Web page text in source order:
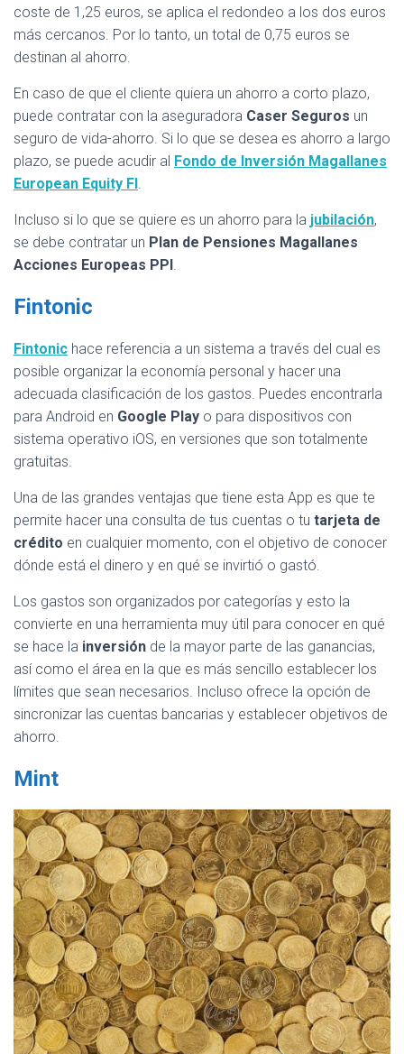
coste de 1,25 euros, se aplica el redondeo a los dos euros
más cercanos. Por lo tanto, un total de 0,75 euros se
destinan al ahorro.
En caso de que el cliente quiera un ahorro a corto plazo,
puede contratar con la aseguradora Caser Seguros un
seguro de vida-ahorro. Si lo que se desea es ahorro a largo
plazo, se puede acudir al Fondo de Inversión Magallanes
European Equity FI.
Incluso si lo que se quiere es un ahorro para la jubilación,
se debe contratar un Plan de Pensiones Magallanes
Acciones Europeas PPI.
Fintonic
Fintonic hace referencia a un sistema a través del cual es
posible organizar la economía personal y hacer una
adecuada clasificación de los gastos. Puedes encontrarla
para Android en Google Play o para dispositivos con
sistema operativo iOS, en versiones que son totalmente
gratuitas.
Una de las grandes ventajas que tiene esta App es que te
permite hacer una consulta de tus cuentas o tu tarjeta de
crédito en cualquier momento, con el objetivo de conocer
dónde está el dinero y en qué se invirtió o gastó.
Los gastos son organizados por categorías y esto la
convierte en una herramienta muy útil para conocer en qué
se hace la inversión de la mayor parte de las ganancias,
así como el área en la que es más sencillo establecer los
límites que sean necesarios. Incluso ofrece la opción de
sincronizar las cuentas bancarias y establecer objetivos de
ahorro.
Mint